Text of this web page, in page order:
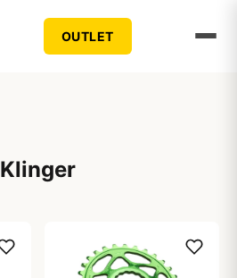
OUTLET
Klinger